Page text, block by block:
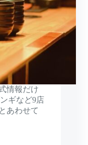
情報だけ
ギなど9店
あわせて